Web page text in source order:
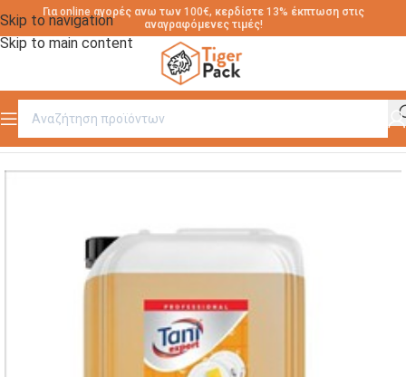
Skip to navigation
Skip to main content
Για online αγορές ανω των 100€, κερδίστε 13% έκπτωση στις
αναγραφόμενες τιμές!
Αρχική σελίδα / ΚΑΘΑΡΙΣΤΙΚΑ ΠΙΑΤΩΝ